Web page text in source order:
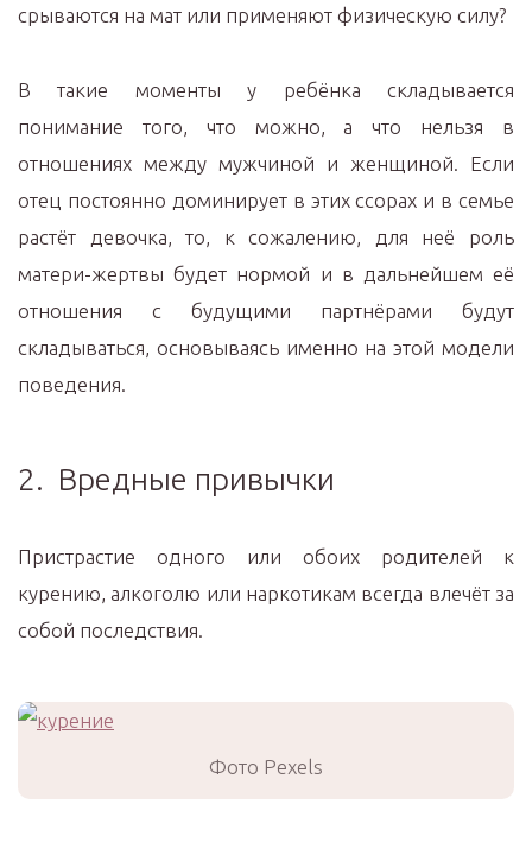
срываются на мат или применяют физическую силу?
В такие моменты у ребёнка складывается
понимание того, что можно, а что нельзя в
отношениях между мужчиной и женщиной. Если
отец постоянно доминирует в этих ссорах и в семье
растёт девочка, то, к сожалению, для неё роль
матери-жертвы будет нормой и в дальнейшем её
отношения с будущими партнёрами будут
складываться, основываясь именно на этой модели
поведения.
2. Вредные привычки
Пристрастие одного или обоих родителей к
курению, алкоголю или наркотикам всегда влечёт за
собой последствия.
Фото Pexels